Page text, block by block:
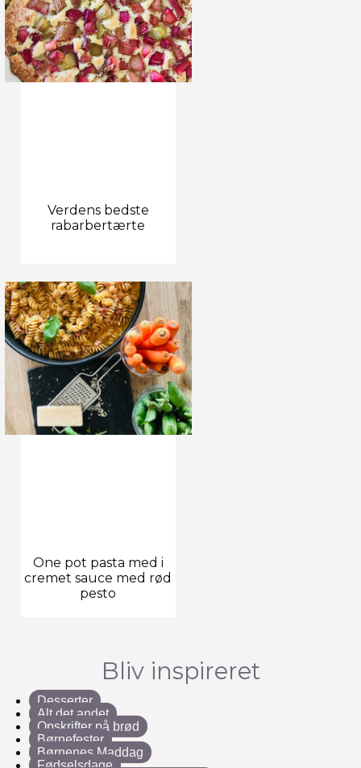
Verdens bedste
rabarbertærte
One pot pasta med i
cremet sauce med rød
pesto
Bliv inspireret
Desserter
Alt det andet
Opskrifter på brød
Børnefester
Børnenes Maddag